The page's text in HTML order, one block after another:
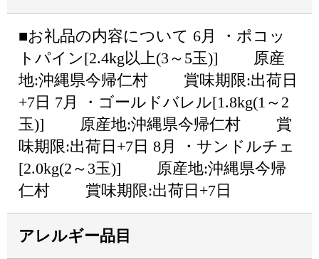
■お礼品の内容について 6月 ・ポコッ
トパイン[2.4kg以上(3～5玉)] 原産
地:沖縄県今帰仁村 賞味期限:出荷日
+7日 7月 ・ゴールドバレル[1.8kg(1～2
玉)] 原産地:沖縄県今帰仁村 賞
味期限:出荷日+7日 8月 ・サンドルチェ
[2.0kg(2～3玉)] 原産地:沖縄県今帰
仁村 賞味期限:出荷日+7日
アレルギー品目